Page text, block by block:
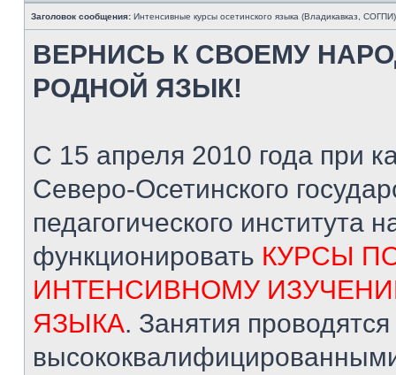
Заголовок сообщения: Интенсивные курсы осетинского языка (Владикавказ, СОГПИ)
ВЕРНИСЬ К СВОЕМУ
РОДНОЙ ЯЗЫК!
С 15 апреля 2010 года
Северо-Осетинского
педагогического института
функционировать КУРСЫ
ИНТЕНСИВНОМУ
ЯЗЫКА. Занятия проводятся